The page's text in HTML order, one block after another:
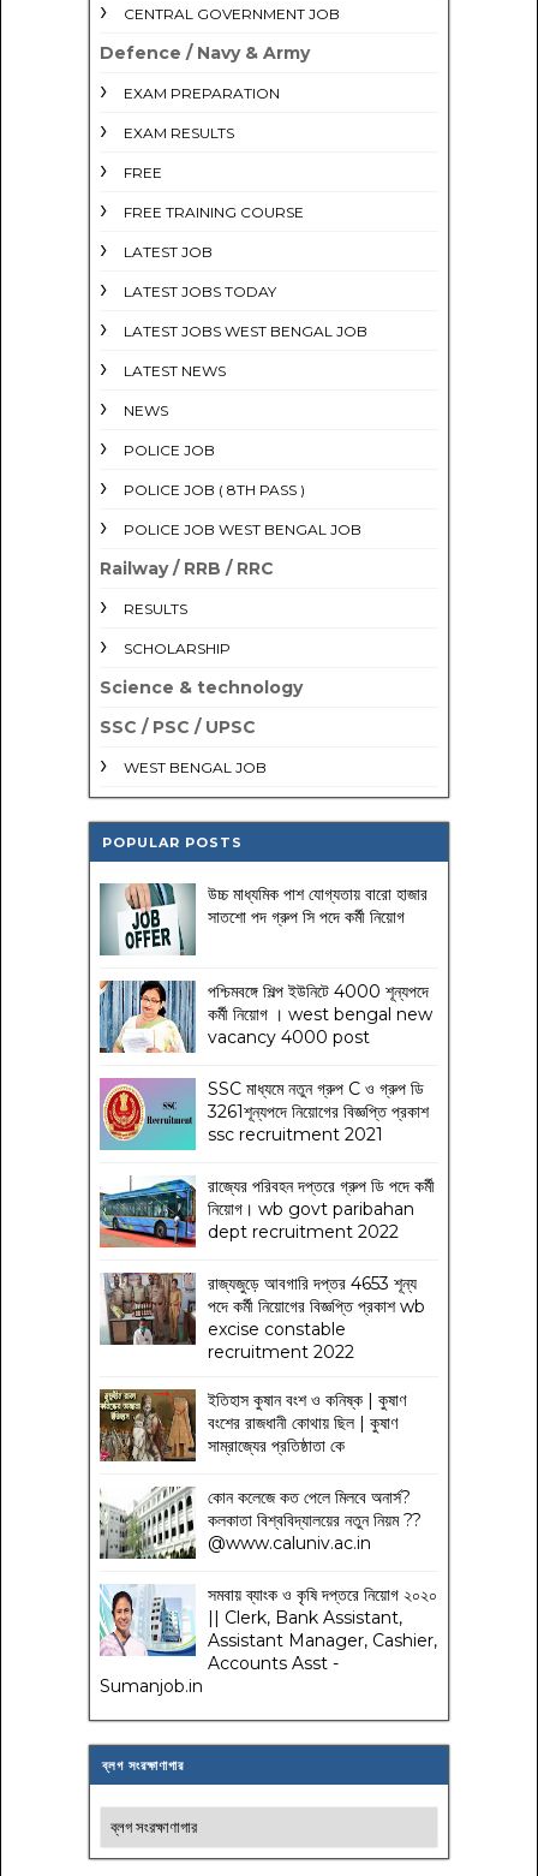
CENTRAL GOVERNMENT JOB
Defence / Navy & Army
EXAM PREPARATION
EXAM RESULTS
FREE
FREE TRAINING COURSE
LATEST JOB
LATEST JOBS TODAY
LATEST JOBS WEST BENGAL JOB
LATEST NEWS
NEWS
POLICE JOB
POLICE JOB ( 8TH PASS )
POLICE JOB WEST BENGAL JOB
Railway / RRB / RRC
RESULTS
SCHOLARSHIP
Science & technology
SSC / PSC / UPSC
WEST BENGAL JOB
POPULAR POSTS
উচ্চ মাধ্যমিক পাশ যোগ্যতায় বারো হাজার
সাতশো পদ গ্রুপ সি পদে কর্মী নিয়োগ
পশ্চিমবঙ্গে শিল্প ইউনিটে 4000 শূন্যপদে
কর্মী নিয়োগ । west bengal new
vacancy 4000 post
SSC মাধ্যমে নতুন গ্রুপ C ও গ্রুপ ডি
3261শূন্যপদে নিয়োগের বিজ্ঞপ্তি প্রকাশ
ssc recruitment 2021
রাজ্যের পরিবহন দপ্তরে গ্রুপ ডি পদে কর্মী
নিয়োগ। wb govt paribahan
dept recruitment 2022
রাজ্যজুড়ে আবগারি দপ্তর 4653 শূন্য
পদে কর্মী নিয়োগের বিজ্ঞপ্তি প্রকাশ wb
excise constable
recruitment 2022
ইতিহাস কুষান বংশ ও কনিষ্ক | কুষাণ
বংশের রাজধানী কোথায় ছিল | কুষাণ
সাম্রাজ্যের প্রতিষ্ঠাতা কে
কোন কলেজে কত পেলে মিলবে অনার্স?
কলকাতা বিশ্ববিদ্যালয়ের নতুন নিয়ম??
@www.caluniv.ac.in
সমবায় ব্যাংক ও কৃষি দপ্তরে নিয়োগ ২০২০
|| Clerk, Bank Assistant,
Assistant Manager, Cashier,
Accounts Asst -
Sumanjob.in
ব্লগ সংরক্ষাণাগার